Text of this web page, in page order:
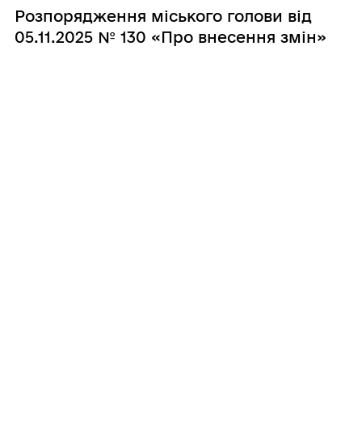
Розпорядження міського голови від
05.11.2025 № 130 «Про внесення змін»